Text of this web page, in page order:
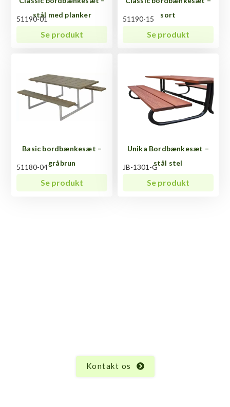
stål med planker
51190-01
Se produkt
sort
51190-15
Se produkt
Basic bordbænkesæt –
gråbrun
51180-04
Se produkt
Unika Bordbænkesæt –
stål stel
JB-1301-G
Se produkt
Kontakt os